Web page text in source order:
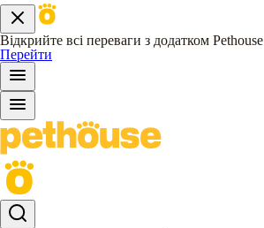
Відкрийте всі переваги з додатком Pethouse
Перейти